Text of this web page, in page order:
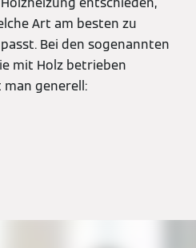
Art am besten zu
Bei den sogenannten
mit Holz betrieben
generell: